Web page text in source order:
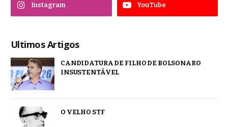
Instagram YouTube
Ultimos Artigos
CANDIDATURA DE FILHO DE BOLSONARO
INSUSTENTÁVEL
O VELHO STF